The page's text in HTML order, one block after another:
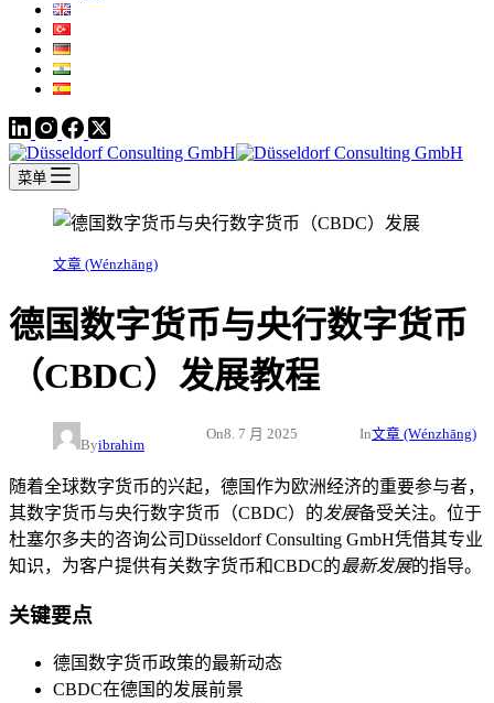
菜单
文章 (Wénzhāng)
德国数字货币与央行数字货币
（CBDC）发展教程
Byibrahim
On8. 7 月 2025 In文章 (Wénzhāng)
随着全球数字货币的兴起，德国作为欧洲经济的重要参与者，
其数字货币与央行数字货币（CBDC）的发展备受关注。位于
杜塞尔多夫的咨询公司Düsseldorf Consulting GmbH凭借其专业
知识，为客户提供有关数字货币和CBDC的最新发展的指导。
关键要点
德国数字货币政策的最新动态
CBDC在德国的发展前景